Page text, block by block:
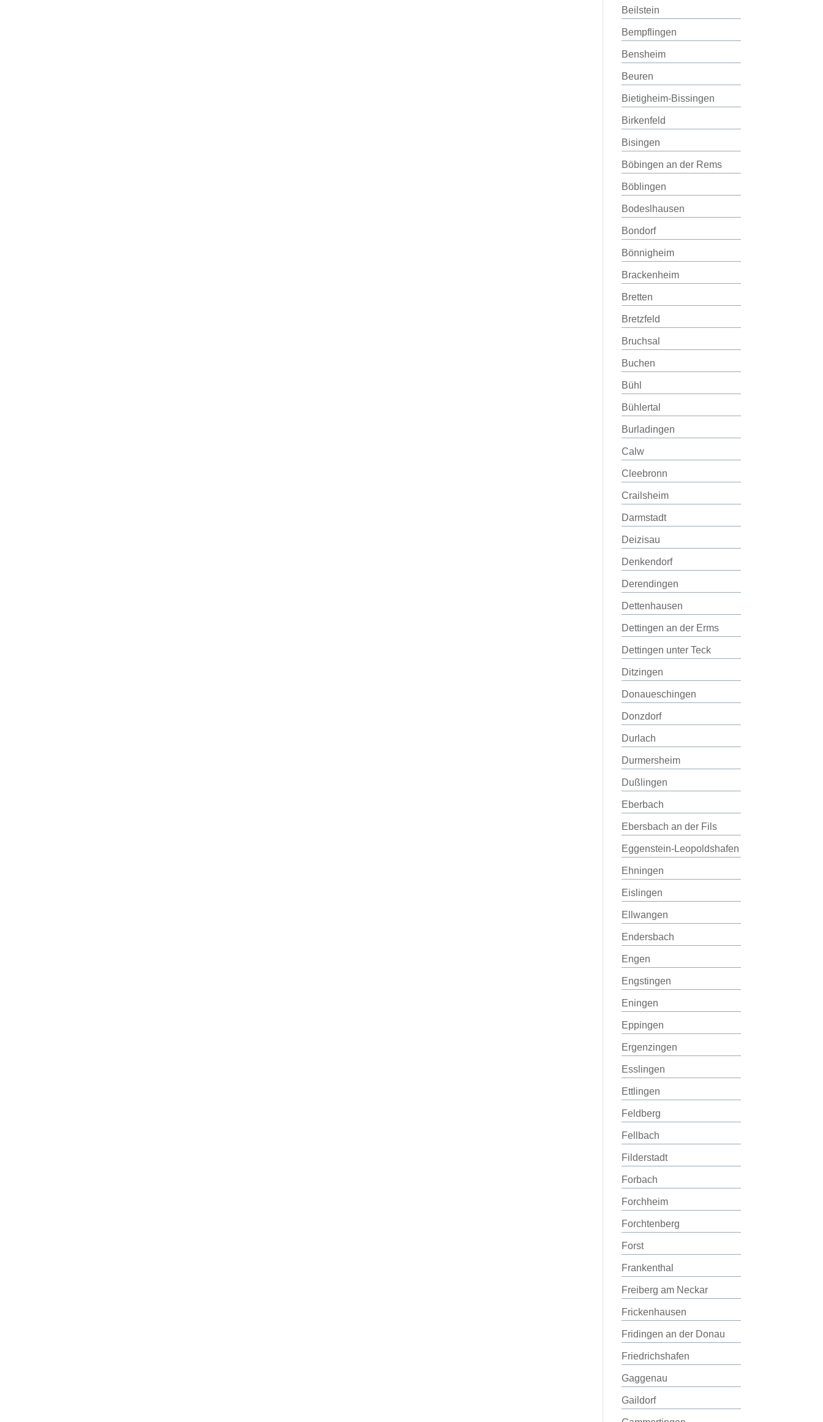
Beilstein
Bempflingen
Bensheim
Beuren
Bietigheim-Bissingen
Birkenfeld
Bisingen
Böbingen an der Rems
Böblingen
Bodeslhausen
Bondorf
Bönnigheim
Brackenheim
Bretten
Bretzfeld
Bruchsal
Buchen
Bühl
Bühlertal
Burladingen
Calw
Cleebronn
Crailsheim
Darmstadt
Deizisau
Denkendorf
Derendingen
Dettenhausen
Dettingen an der Erms
Dettingen unter Teck
Ditzingen
Donaueschingen
Donzdorf
Durlach
Durmersheim
Dußlingen
Eberbach
Ebersbach an der Fils
Eggenstein-Leopoldshafen
Ehningen
Eislingen
Ellwangen
Endersbach
Engen
Engstingen
Eningen
Eppingen
Ergenzingen
Esslingen
Ettlingen
Feldberg
Fellbach
Filderstadt
Forbach
Forchheim
Forchtenberg
Forst
Frankenthal
Freiberg am Neckar
Frickenhausen
Fridingen an der Donau
Friedrichshafen
Gaggenau
Gaildorf